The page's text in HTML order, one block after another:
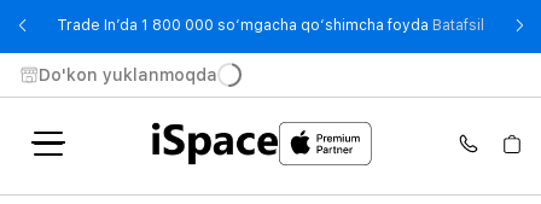
Trade In’da 1 800 000 so‘mgacha qo‘shimcha foyda Batafsil -
Do'kon yuklanmoqda